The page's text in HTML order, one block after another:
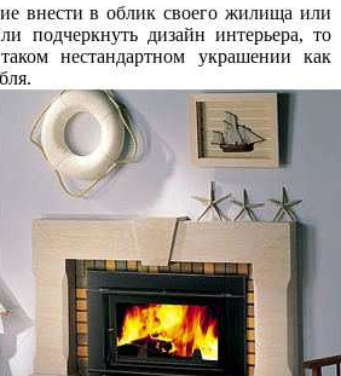
внести в облик своего жилища или
подчеркнуть дизайн интерьера, то
нестандартном украшении как